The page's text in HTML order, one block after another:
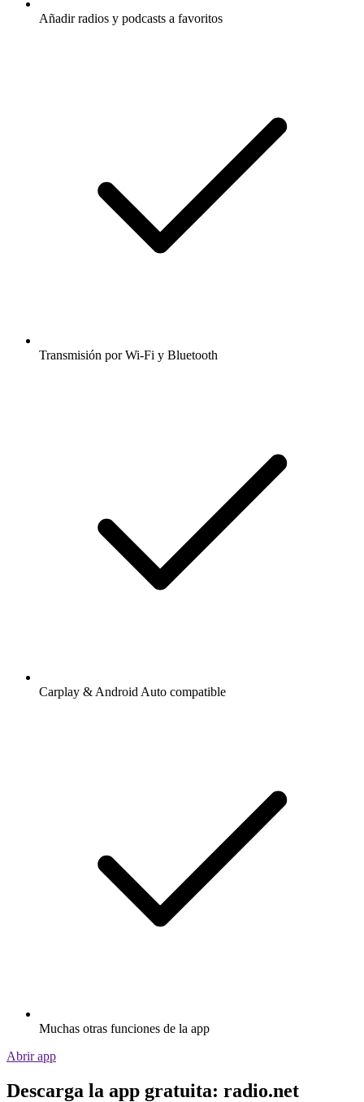
Añadir radios y podcasts a favoritos
Transmisión por Wi-Fi y Bluetooth
Carplay & Android Auto compatible
Muchas otras funciones de la app
Abrir app
Descarga la app gratuita: radio.net